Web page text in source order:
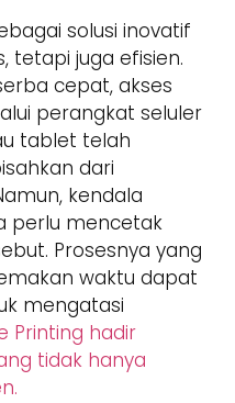
cepat, akses
perangkat seluler
tablet telah
dari
kendala
perlu mencetak
Prosesnya yang
waktu dapat
mengatasi
Printing hadir
tidak hanya